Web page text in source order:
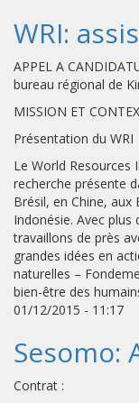
WRI:
APPEL A
bureau régional de
MISSION ET
Présentation du WRI
Le World Resources
recherche présente
Brésil, en Chine, aux
Indonésie. Avec
travaillons de près
grandes idées en
naturelles –
bien-être des
01/12/2015 - 11:17
Sesomo:
Contrat :